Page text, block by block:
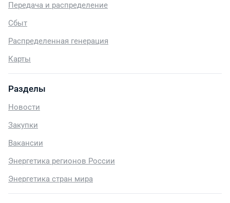
Передача и распределение
Сбыт
Распределенная генерация
Карты
Разделы
Новости
Закупки
Вакансии
Энергетика регионов России
Энергетика стран мира